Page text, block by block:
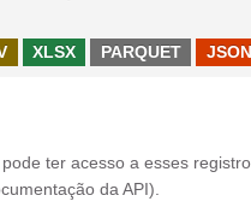
XLSX PARQUET JSON
ter acesso a esses
da API ).